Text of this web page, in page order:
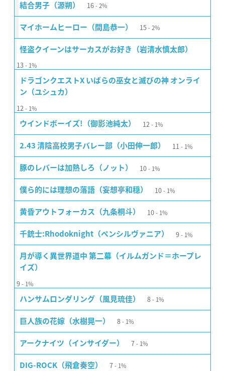
結合男子（源朔） 16 2%
マイホームヒーロー（間島恭一） 15 2%
怪盗クイーンはサーカスがお好き（岩清水慎太郎）
13 1%
ドラゴンクエストX いばらの巫女と滅びの神 オンライ
ン（ユシュカ）
12 1%
ウインドボーイズ!（御影池純太） 12 1%
2.43 清陰高校男子バレー部（小田伸一郎） 11 1%
豚のレバーは加熱しろ（ノット） 10 1%
僕ら的には理想の落語（妄想亭和穏） 10 1%
黄昏アウトフォーカス（九条桐斗） 10 1%
千銃士:Rhodoknight（ペンシルヴァニア） 9 1%
月が導く異世界道中 第二幕（イルムガンド＝ホープレ
イズ）
9 1%
ハンサムロンダリング（風見琉佳） 8 1%
巨人族の花嫁（水樹晃一） 8 1%
アークナイツ（インサイダー） 7 1%
DIG-ROCK（飛倉奏空） 7 1%